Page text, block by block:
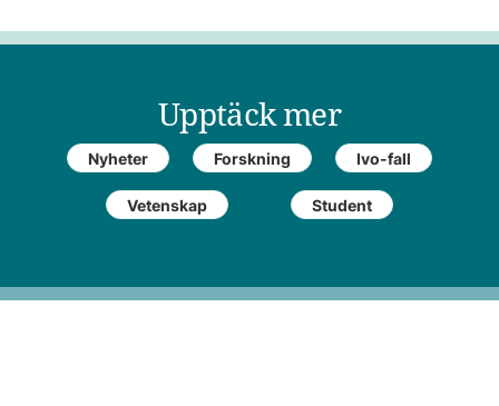
Upptäck mer
Nyheter Forskning Ivo-fall
Vetenskap Student